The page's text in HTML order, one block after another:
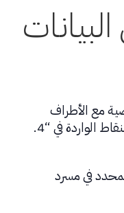
مع الأطراف
المدرجة أدناه للأغراض المحددة في النقاط الواردة في “4.
في مسرد